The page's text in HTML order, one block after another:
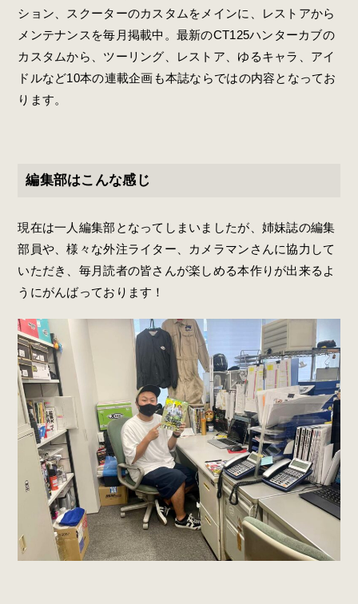
ション、スクーターのカスタムをメインに、レストアから
メンテナンスを毎月掲載中。最新のCT125ハンターカブの
カスタムから、ツーリング、レストア、ゆるキャラ、アイ
ドルなど10本の連載企画も本誌ならではの内容となってお
ります。
編集部はこんな感じ
現在は一人編集部となってしまいましたが、姉妹誌の編集
部員や、様々な外注ライター、カメラマンさんに協力して
いただき、毎月読者の皆さんが楽しめる本作りが出来るよ
うにがんばっております！